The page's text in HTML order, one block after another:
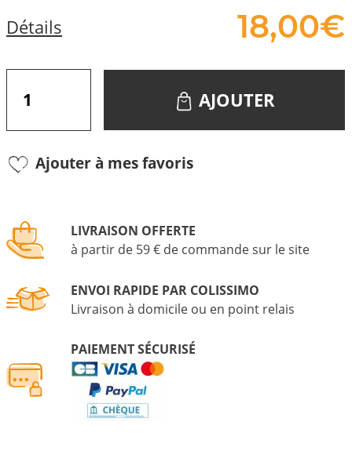
Détails 18,00€
AJOUTER
Ajouter à mes favoris
LIVRAISON OFFERTE
à partir de 59 € de commande sur le site
ENVOI RAPIDE PAR COLISSIMO
Livraison à domicile ou en point relais
PAIEMENT SÉCURISÉ